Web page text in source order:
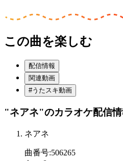
この曲を楽しむ
配信情報
関連動画
#うたスキ動画
"ネアネ"のカラオケ配信
ネアネ
曲番号:506265